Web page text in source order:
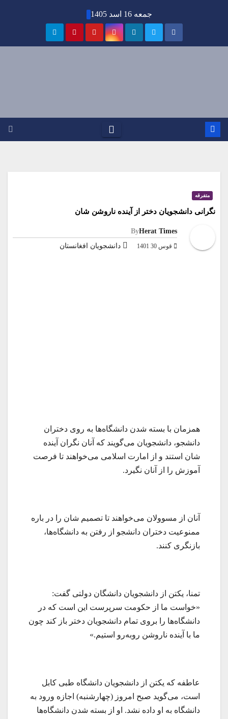
جمعه 16 اسد 1405
متفرقه
نگرانی دانشجویان دختر از آینده ناروشن شان
ByHerat Times
قوس 30 1401 دانشجویان افغانستان
همزمان با بسته شدن دانشگاه‌ها به روی دختران
دانشجو، دانشجویان می‌گویند که آنان نگران آینده
شان استند و از امارت اسلامی می‌خواهند تا فرصت
آموزش را از آنان نگیرد.
آنان از مسوولان می‌خواهند تا تصمیم شان را در باره
ممنوعیت دختران دانشجو از رفتن به دانشگاه‌ها،
بازنگری کنند.
تمنا، یکتن از دانشجویان دانشگان دولتی گفت:
«خواست ما از حکومت سرپرست این است که در
دانشگاه‌ها را بروی تمام دانشجویان دختر باز کند چون
ما با آینده ناروشن روبه‌رو استیم.»
عاطفه که یکتن از دانشجویان دانشگاه طبی کابل
است، می‌گوید صبح امروز (چهارشنبه) اجازه ورود به
دانشگاه به او داده نشد. او از بسته شدن دانشگاه‌ها